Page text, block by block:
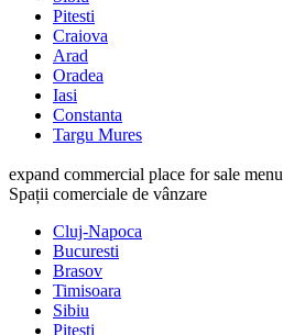
Pitesti
Craiova
Arad
Oradea
Iasi
Constanta
Targu Mures
expand commercial place for sale menu
Spații comerciale de vânzare
Cluj-Napoca
Bucuresti
Brasov
Timisoara
Sibiu
Pitesti